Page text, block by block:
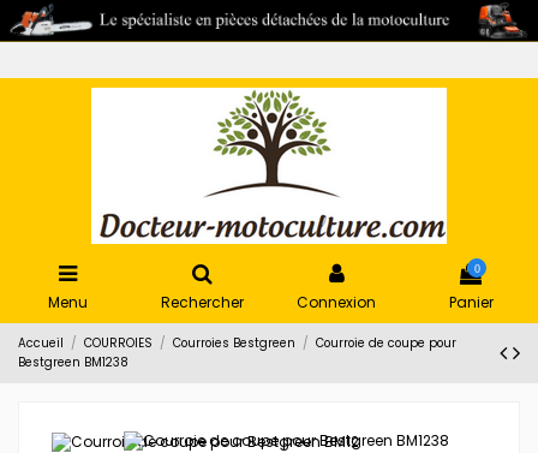
Menu Rechercher Connexion
0
Panier
Accueil COURROIES Courroies Bestgreen
Courroie de coupe pour
Bestgreen BM1238